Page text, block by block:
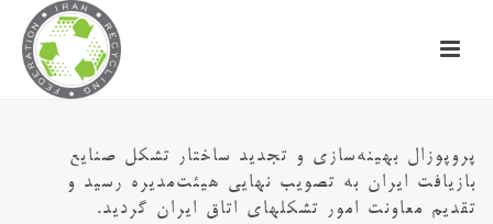
پروپوزال بهینه‌سازی و تجدید ساختار تشکل صنایع
بازیافت ایران به تصویب نهایی هیئت‌مدیره رسید و
تقدیم معاونت امور تشکلهای اتاق ایران گردید.